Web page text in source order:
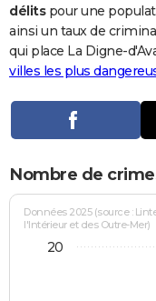
Carte de Noël
Carte Bonne année
Carte Saint-Valentin
Carte Pâques
Carte d'anniversaire
DICTIONNAIRE
Dictionnaire
Biographies
Citations
Expressions
Proverbes
PROGRAMME TV
Se connecter
Entreprises
Service militaire
Avis de recherche
AVIS DE DÉCÈS
Bricolage
Lifestyle
Culture
Sport
Auto
Television
Voyage
Cinema
délitspour une
ainsi un taux de
qui place La Digne-
villes les plus
Nombre de
Données 2025 (source :
l'Intérieur et des Outre-Mer)
20